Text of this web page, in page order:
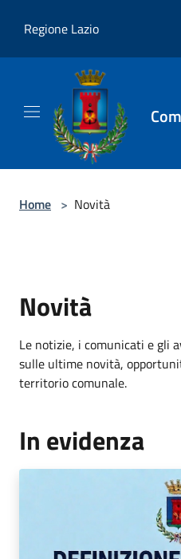
Regione Lazio
Home > Novità
Novità
Le notizie, i comunicati e gli
sulle ultime novità,
territorio comunale.
In evidenza